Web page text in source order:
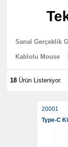
Sanal Gerçeklik
Kablolu Mouse
18Ürün Listeniyor.
20001